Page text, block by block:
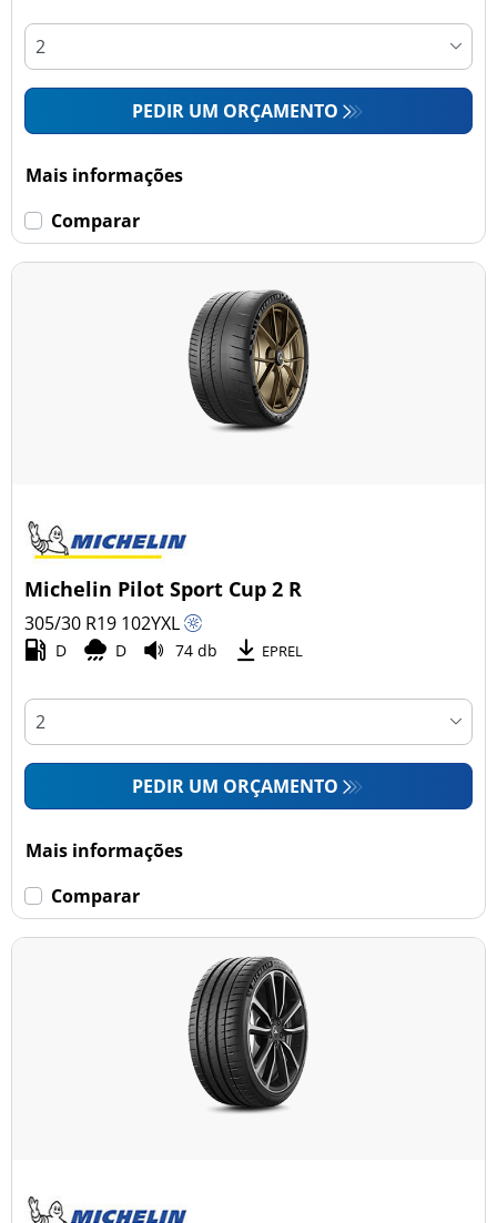
PEDIR UM ORÇAMENTO
Mais informações
Comparar
Michelin Pilot Sport Cup 2 R
305/30 R19 102YXL
D D 74 db EPREL
PEDIR UM ORÇAMENTO
Mais informações
Comparar